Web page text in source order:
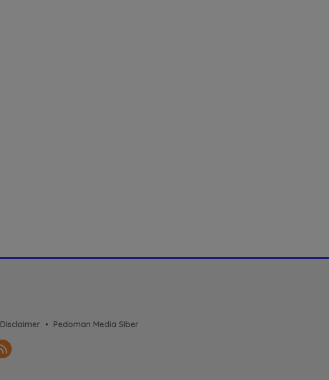
Disclaimer Pedoman Media Siber